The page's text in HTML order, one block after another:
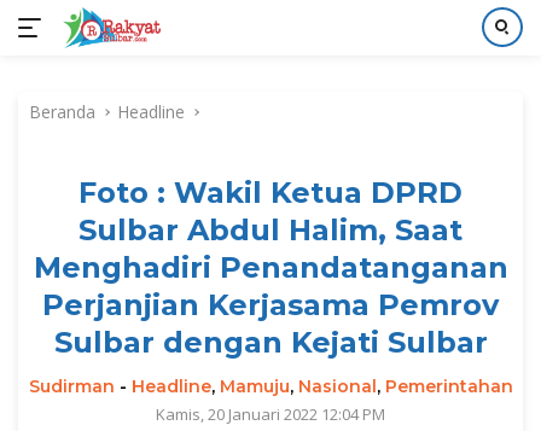
kontenBeranda Headline
Foto : Wakil Ketua DPRD
Sulbar Abdul Halim, Saat
Menghadiri Penandatanganan
Perjanjian Kerjasama Pemrov
Sulbar dengan Kejati Sulbar
Sudirman - Headline, Mamuju, Nasional, Pemerintahan
Kamis, 20 Januari 2022 12:04 PM